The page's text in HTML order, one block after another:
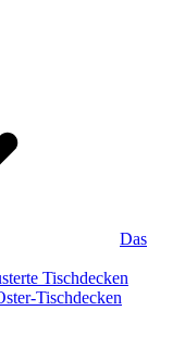
Das
Tischdecken
Tischdecken